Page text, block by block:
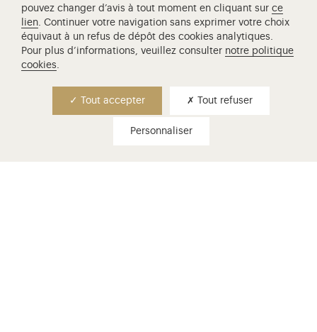
Devenez mécène de la galerie des Lumières et de la
Révolution et prenez part à la création d’un nouveau
parcours de visite au cœur du château de Versailles.
choisir son billet
pouvez changer d’avis à tout moment en cliquant surce
lien. Continuer votre navigation sans exprimer votre choix
équivaut à un refus de dépôt des cookies analytiques.
Pour plus d’informations, veuillez consulter notre politique
cookies.
Tout accepter Tout refuser
Personnaliser